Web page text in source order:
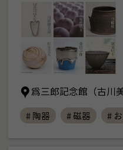
爲三郎記念館（古川
# 陶器 # 磁器 #